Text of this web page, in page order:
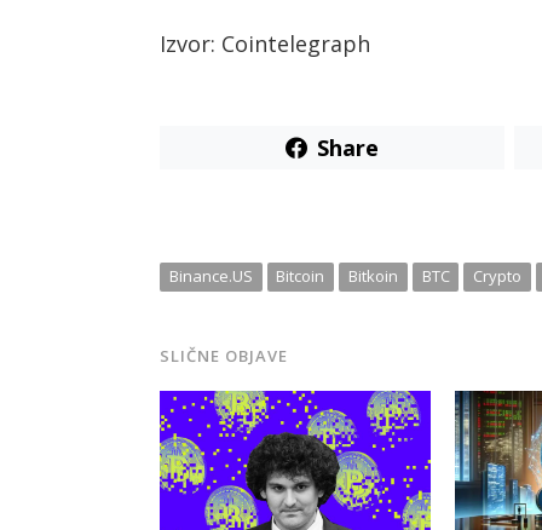
Izvor: Cointelegraph
Share
Binance.US Bitcoin Bitkoin BTC Crypto
SLIČNE OBJAVE